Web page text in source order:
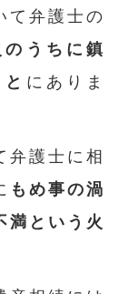
て弁護士の
うちに鎮
にありま
弁護士に相
もめ事の渦
満という火